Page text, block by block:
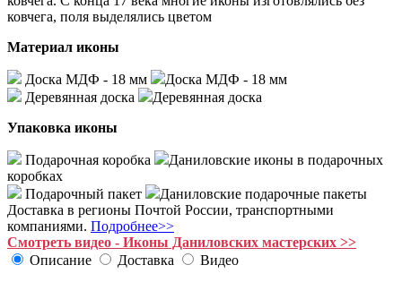
ковчега, поля выделялись цветом
Материал иконы
Доска МДФ - 18 мм
Доска МДФ - 18 мм
Деревянная доска
Деревянная доска
Упаковка иконы
Подарочная коробка
Даниловские иконы в подарочных
коробках
Подарочный пакет
Даниловские подарочные пакеты
Доставка в регионы Почтой России, транспортными
компаниями. Подробнее>>
Смотреть видео - Иконы Даниловских мастерских >>
Описание
Доставка Видео